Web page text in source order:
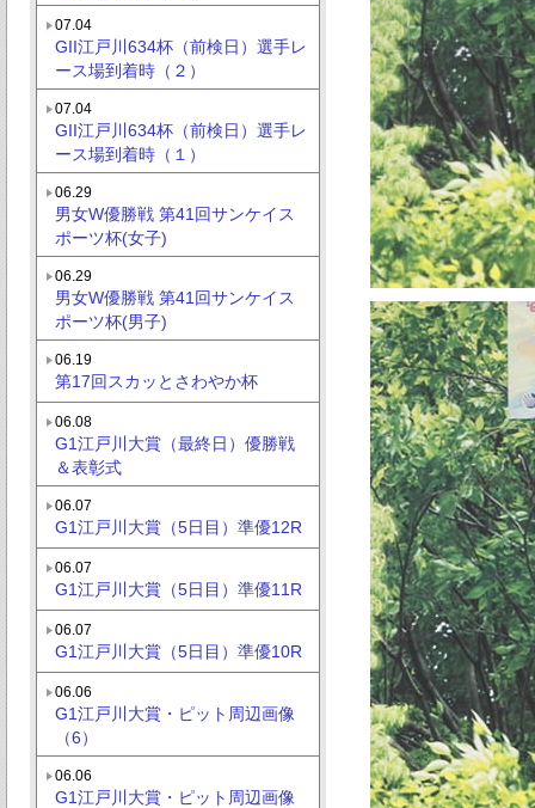
07.04
GII江戸川634杯（前検日）選手レ
ース場到着時（２）
07.04
GII江戸川634杯（前検日）選手レ
ース場到着時（１）
06.29
男女W優勝戦 第41回サンケイス
ポーツ杯(女子)
06.29
男女W優勝戦 第41回サンケイス
ポーツ杯(男子)
06.19
第17回スカッとさわやか杯
06.08
G1江戸川大賞（最終日）優勝戦
＆表彰式
06.07
G1江戸川大賞（5日目）準優12R
06.07
G1江戸川大賞（5日目）準優11R
06.07
G1江戸川大賞（5日目）準優10R
06.06
G1江戸川大賞・ピット周辺画像
（6）
06.06
G1江戸川大賞・ピット周辺画像